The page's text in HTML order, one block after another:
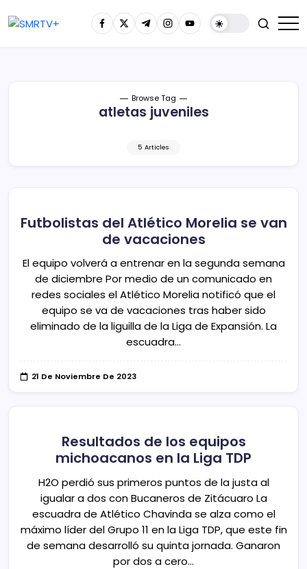
Browse Tag
atletas juveniles
5 Articles
Futbolistas del Atlético Morelia se van
de vacaciones
El equipo volverá a entrenar en la segunda semana
de diciembre Por medio de un comunicado en
redes sociales el Atlético Morelia notificó que el
equipo se va de vacaciones tras haber sido
eliminado de la liguilla de la Liga de Expansión. La
escuadra…
21 De Noviembre De 2023
Resultados de los equipos
michoacanos en la Liga TDP
H2O perdió sus primeros puntos de la justa al
igualar a dos con Bucaneros de Zitácuaro La
escuadra de Atlético Chavinda se alza como el
máximo líder del Grupo 11 en la Liga TDP, que este fin
de semana desarrolló su quinta jornada. Ganaron
por dos a cero…